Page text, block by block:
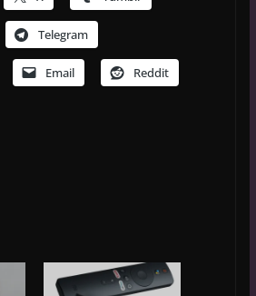
Telegram
Email Reddit